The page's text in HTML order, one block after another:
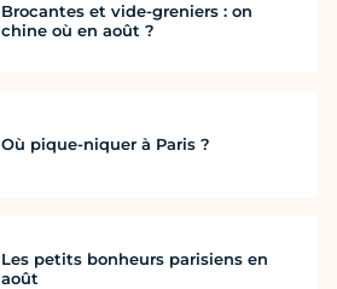
Brocantes et vide-greniers : on
chine où en août ?
Où pique-niquer à Paris ?
Les petits bonheurs parisiens en
août